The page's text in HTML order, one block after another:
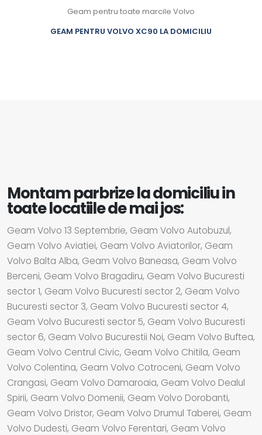
Geam pentru toate marcile Volvo
GEAM PENTRU VOLVO XC90 LA DOMICILIU
Montam parbrize la domiciliu in
toate locatiile de mai jos:
Geam Volvo 13 Septembrie, Geam Volvo Autobuzul,
Geam Volvo Aviatiei, Geam Volvo Aviatorilor, Geam
Volvo Balta Alba, Geam Volvo Baneasa, Geam Volvo
Berceni, Geam Volvo Bragadiru, Geam Volvo Bucuresti
sector 1, Geam Volvo Bucuresti sector 2, Geam Volvo
Bucuresti sector 3, Geam Volvo Bucuresti sector 4,
Geam Volvo Bucuresti sector 5, Geam Volvo Bucuresti
sector 6, Geam Volvo Bucurestii Noi, Geam Volvo Buftea,
Geam Volvo Centrul Civic, Geam Volvo Chitila, Geam
Volvo Colentina, Geam Volvo Cotroceni, Geam Volvo
Crangasi, Geam Volvo Damaroaia, Geam Volvo Dealul
Spirii, Geam Volvo Domenii, Geam Volvo Dorobanti,
Geam Volvo Dristor, Geam Volvo Drumul Taberei, Geam
Volvo Dudesti, Geam Volvo Ferentari, Geam Volvo